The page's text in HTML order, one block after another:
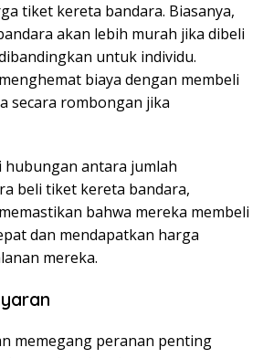
tiket kereta bandara. Biasanya,
akan lebih murah jika dibeli
untuk individu.
biaya dengan membeli
secara rombongan jika
hubungan antara jumlah
beli tiket kereta bandara,
bahwa mereka membeli
dan mendapatkan harga
mereka.
memegang peranan penting